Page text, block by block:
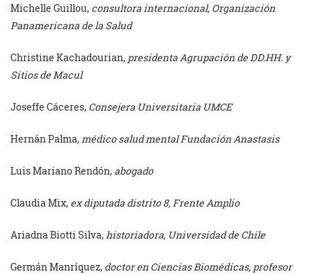
Michelle Guillou, consultora internacional, Organización
Panamericana de la Salud
Christine Kachadourian, presidenta Agrupación de DD.HH. y
Sitios de Macul
Joseffe Cáceres, Consejera Universitaria UMCE
Hernán Palma, médico salud mental Fundación Anastasis
Luis Mariano Rendón, abogado
Claudia Mix, ex diputada distrito 8, Frente Amplio
Ariadna Biotti Silva,historiadora, Universidad de Chile
Germán Manríquez, doctor en Ciencias Biomédicas, profesor